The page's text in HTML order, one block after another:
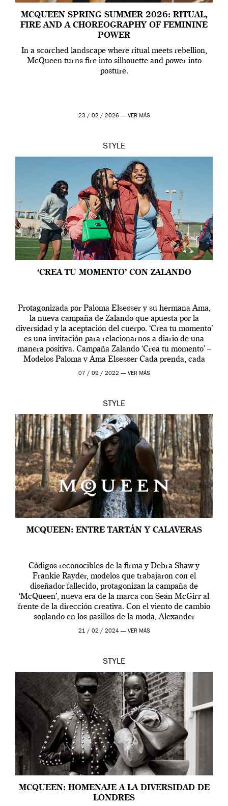
MCQUEEN SPRING SUMMER 2026: RITUAL,
FIRE AND A CHOREOGRAPHY OF FEMININE
POWER
In a scorched landscape where ritual meets rebellion,
McQueen turns fire into silhouette and power into
posture.
23 / 02 / 2026 — VER MÁS
STYLE
‘CREA TU MOMENTO’ CON ZALANDO
Protagonizada por Paloma Elsesser y su hermana Ama,
la nueva campaña de Zalando que apuesta por la
diversidad y la aceptación del cuerpo. ‘Crea tu momento’
es una invitación para relacionarnos a diario de una
manera positiva. Campaña Zalando ‘Crea tu momento’ –
Modelos Paloma y Ama Elsesser Cada prenda, cada
outfit, cada momento, caracteriza […]
07 / 09 / 2022 — VER MÁS
STYLE
MCQUEEN: ENTRE TARTÁN Y CALAVERAS
Códigos reconocibles de la firma y Debra Shaw y
Frankie Rayder, modelos que trabajaron con el
diseñador fallecido, protagonizan la campaña de
‘McQueen’, nueva era de la marca con Seán McGirr al
frente de la dirección creativa. Con el viento de cambio
soplando en los pasillos de la moda, Alexander
McQueen se prepara para una […]
21 / 02 / 2024 — VER MÁS
STYLE
MCQUEEN: HOMENAJE A LA DIVERSIDAD DE
LONDRES